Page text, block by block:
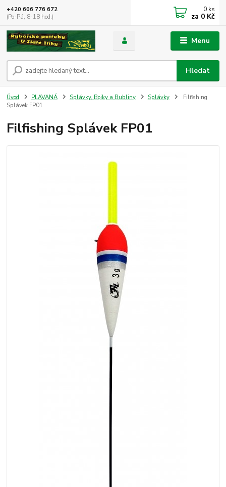
Menu
Hledat
+420 606 776 672
(Po-Pá, 8-18 hod.)
0 ks
za 0 Kč
Úvod PLAVANÁ Splávky, Bojky a Bubliny Splávky
Filfishing
Splávek FP01
Filfishing Splávek FP01